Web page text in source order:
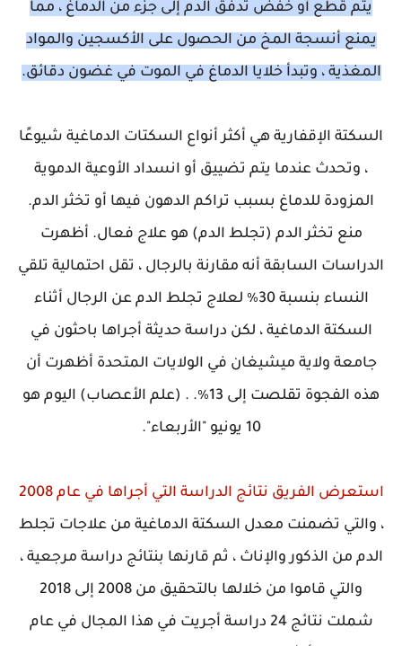
يتم قطع أو خفض تدفق الدم إلى جزء من الدماغ ، مما
يمنع أنسجة المخ من الحصول على الأكسجين والمواد
المغذية ، وتبدأ خلايا الدماغ في الموت في غضون دقائق.
السكتة الإقفارية هي أكثر أنواع السكتات الدماغية شيوعًا
، وتحدث عندما يتم تضييق أو انسداد الأوعية الدموية
المزودة للدماغ بسبب تراكم الدهون فيها أو تخثر الدم.
منع تخثر الدم (تجلط الدم) هو علاج فعال. أظهرت
الدراسات السابقة أنه مقارنة بالرجال ، تقل احتمالية تلقي
النساء بنسبة 30٪ لعلاج تجلط الدم عن الرجال أثناء
السكتة الدماغية ، لكن دراسة حديثة أجراها باحثون في
جامعة ولاية ميشيغان في الولايات المتحدة أظهرت أن
هذه الفجوة تقلصت إلى 13٪. . (علم الأعصاب) اليوم هو
10 يونيو "الأربعاء".
استعرض الفريق نتائج الدراسة التي أجراها في عام 2008
، والتي تضمنت معدل السكتة الدماغية من علاجات تجلط
الدم من الذكور والإناث ، ثم قارنها بنتائج دراسة مرجعية ،
والتي قاموا من خلالها بالتحقيق من 2008 إلى 2018
شملت نتائج 24 دراسة أجريت في هذا المجال في عام